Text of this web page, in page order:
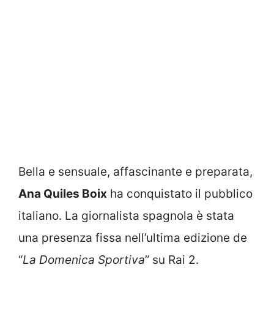
Bella e sensuale, affascinante e preparata,
Ana Quiles Boix ha conquistato il pubblico
italiano. La giornalista spagnola è stata
una presenza fissa nell’ultima edizione de
“La Domenica Sportiva” su Rai 2.